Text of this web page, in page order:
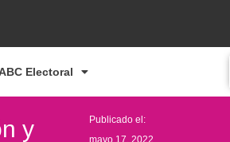
Electoral
y
Publicado el:
mayo 17, 2022